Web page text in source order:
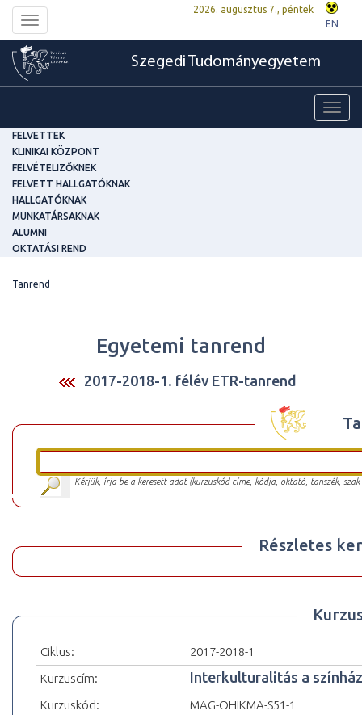
Toggle
navigation
2026. augusztus 7., péntek
EN
Szegedi Tudományegyetem
FELVETTEK
KLINIKAI KÖZPONT
FELVÉTELIZŐKNEK
FELVETT HALLGATÓKNAK
HALLGATÓKNAK
MUNKATÁRSAKNAK
ALUMNI
OKTATÁSI REND
Tanrend
Egyetemi tanrend
2017-2018-1. félév ETR-tanrend
Kérjük, írja be a keresett adat (kurzuskód címe, kódja, oktató, tanszék,
Részletes
Ciklus:
2017-2018-1
Kurzuscím:
Interkulturalitás a
Kurzuskód:
MAG-OHIKMA-S51-1